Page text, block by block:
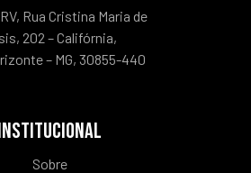
Rua Cristina Maria de
202 – Califórnia,
– MG, 30855-440
Sobre